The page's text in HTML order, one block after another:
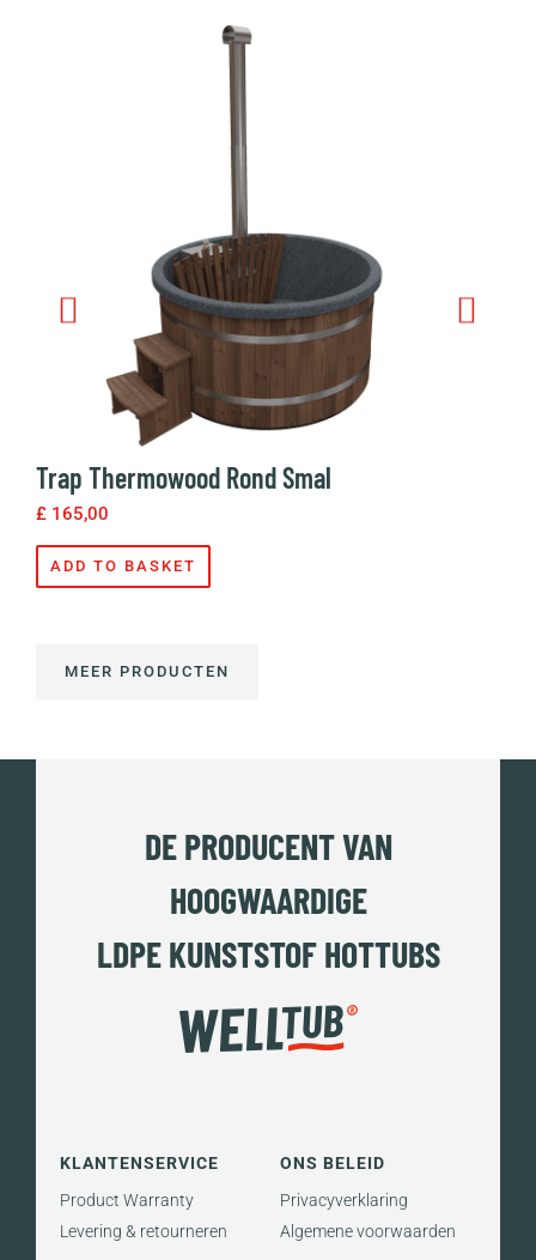
Smal
ADD TO
MEER PRODUCTEN
DE PRODUCENT VAN
HOOGWAARDIGE
LDPE KUNSTSTOF HOTTUBS
KLANTENSERVICE
Product Warranty
Levering & retourneren
ONS BELEID
Privacyverklaring
Algemene voorwaarden